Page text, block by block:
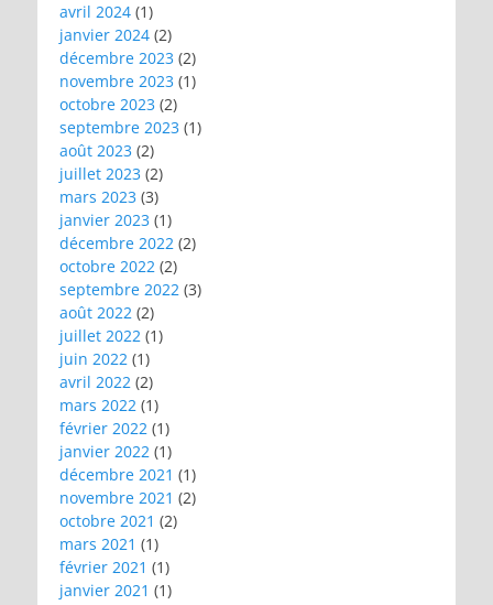
avril 2024 (1)
janvier 2024 (2)
décembre 2023 (2)
novembre 2023 (1)
octobre 2023 (2)
septembre 2023 (1)
août 2023 (2)
juillet 2023 (2)
mars 2023 (3)
janvier 2023 (1)
décembre 2022 (2)
octobre 2022 (2)
septembre 2022 (3)
août 2022 (2)
juillet 2022 (1)
juin 2022 (1)
avril 2022 (2)
mars 2022 (1)
février 2022 (1)
janvier 2022 (1)
décembre 2021 (1)
novembre 2021 (2)
octobre 2021 (2)
mars 2021 (1)
février 2021 (1)
janvier 2021 (1)